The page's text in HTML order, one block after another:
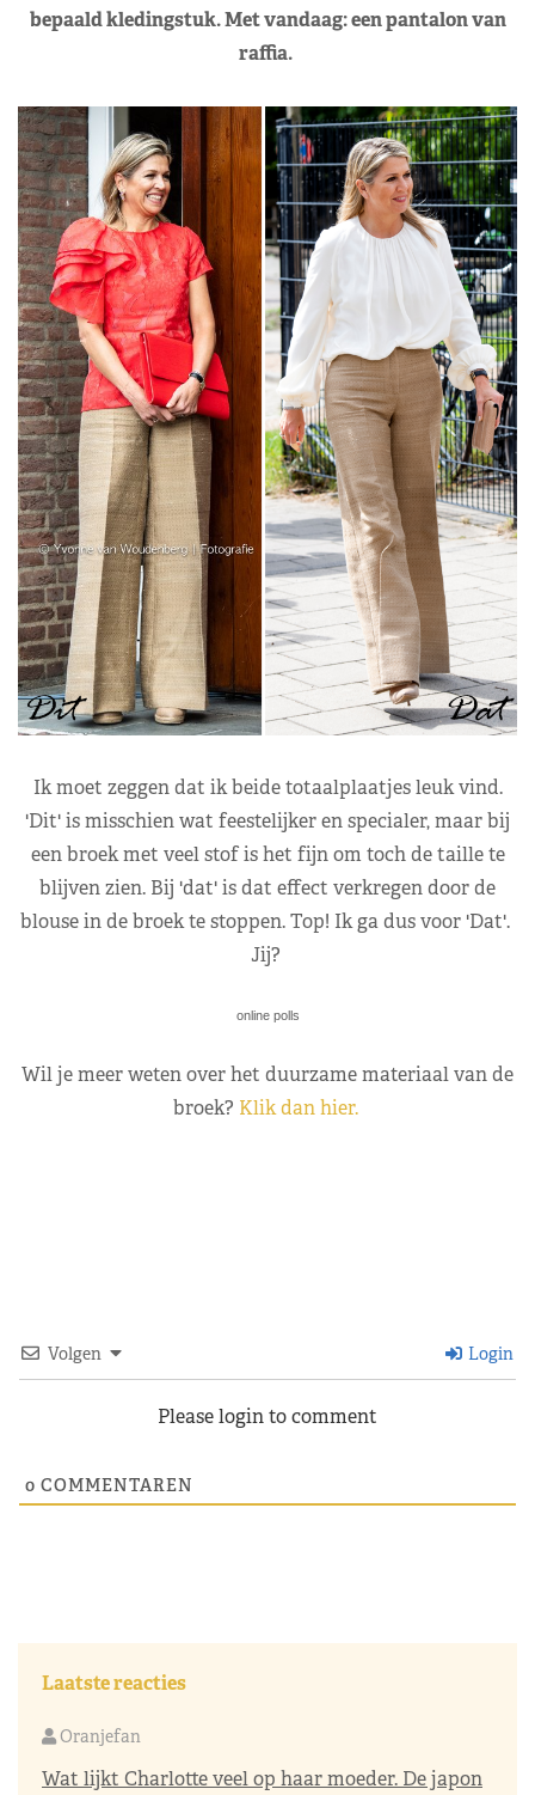
bepaald kledingstuk. Met vandaag: een pantalon van
raffia.
Ik moet zeggen dat ik beide totaalplaatjes leuk vind.
'Dit' is misschien wat feestelijker en specialer, maar bij
een broek met veel stof is het fijn om toch de taille te
blijven zien. Bij 'dat' is dat effect verkregen door de
blouse in de broek te stoppen. Top! Ik ga dus voor 'Dat'.
Jij?
online polls
Wil je meer weten over het duurzame materiaal van de
broek? Klik dan hier.
Volgen Login
Please login to comment
0 COMMENTAREN
Laatste reacties
Oranjefan
Wat lijkt Charlotte veel op haar moeder. De japon